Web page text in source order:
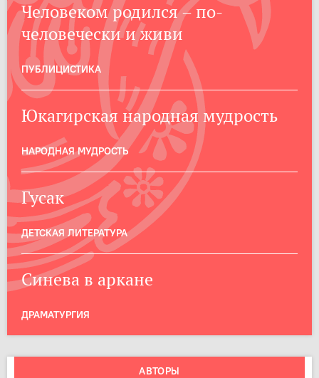
Человеком родился – по-
человечески и живи
ПУБЛИЦИСТИКА
Юкагирская народная мудрость
НАРОДНАЯ МУДРОСТЬ
Гусак
ДЕТСКАЯ ЛИТЕРАТУРА
Синева в аркане
ДРАМАТУРГИЯ
АВТОРЫ